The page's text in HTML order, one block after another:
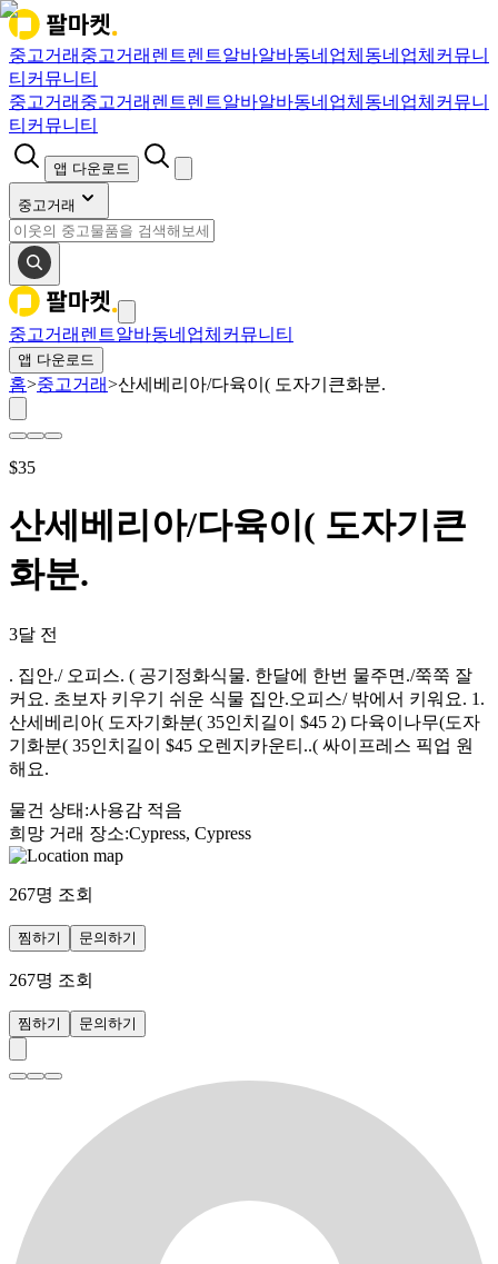
중고거래 중고거래 렌트렌트알바알바동네업체 동네업체 커뮤니
티 커뮤니티
중고거래 중고거래 렌트렌트알바알바동네업체 동네업체 커뮤니
티 커뮤니티
앱 다운로드
중고거래
중고거래 렌트알바동네업체 커뮤니티
앱 다운로드
홈>중고거래>산세베리아/다육이( 도자기큰화분.
$35
산세베리아/다육이( 도자기큰
화분.
3달 전
. 집안./ 오피스. ( 공기정화식물. 한달에 한번 물주면./쭉쭉 잘
커요. 초보자 키우기 쉬운 식물 집안.오피스/ 밖에서 키워요. 1.
산세베리아( 도자기화분( 35인치길이 $45 2) 다육이나무(도자
기화분( 35인치길이 $45 오렌지카운티..( 싸이프레스 픽업 원
해요.
물건 상태 :사용감 적음
희망 거래 장소:Cypress, Cypress
267명 조회
찜하기 문의하기
267명 조회
찜하기 문의하기